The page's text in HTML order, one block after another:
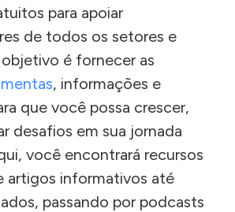
para apoiar
de todos os setores e
é fornecer as
, informações e
que você possa crescer,
desafios em sua jornada
você encontrará recursos
artigos informativos até
passando por podcasts